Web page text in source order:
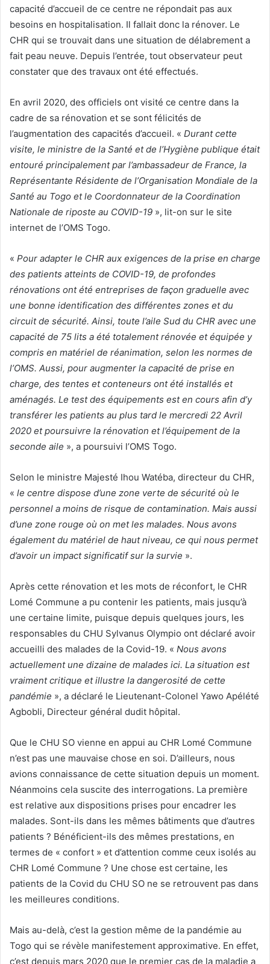
capacité d’accueil de ce centre ne répondait pas aux
besoins en hospitalisation. Il fallait donc la rénover. Le
CHR qui se trouvait dans une situation de délabrement a
fait peau neuve. Depuis l’entrée, tout observateur peut
constater que des travaux ont été effectués.
En avril 2020, des officiels ont visité ce centre dans la
cadre de sa rénovation et se sont félicités de
l’augmentation des capacités d’accueil. « Durant cette
visite, le ministre de la Santé et de l’Hygiène publique était
entouré principalement par l’ambassadeur de France, la
Représentante Résidente de l’Organisation Mondiale de la
Santé au Togo et le Coordonnateur de la Coordination
Nationale de riposte au COVID-19 », lit-on sur le site
internet de l’OMS Togo.
« Pour adapter le CHR aux exigences de la prise en charge
des patients atteints de COVID-19, de profondes
rénovations ont été entreprises de façon graduelle avec
une bonne identification des différentes zones et du
circuit de sécurité. Ainsi, toute l’aile Sud du CHR avec une
capacité de 75 lits a été totalement rénovée et équipée y
compris en matériel de réanimation, selon les normes de
l’OMS. Aussi, pour augmenter la capacité de prise en
charge, des tentes et conteneurs ont été installés et
aménagés. Le test des équipements est en cours afin d’y
transférer les patients au plus tard le mercredi 22 Avril
2020 et poursuivre la rénovation et l’équipement de la
seconde aile », a poursuivi l’OMS Togo.
Selon le ministre Majesté Ihou Watéba, directeur du CHR,
« le centre dispose d’une zone verte de sécurité où le
personnel a moins de risque de contamination. Mais aussi
d’une zone rouge où on met les malades. Nous avons
également du matériel de haut niveau, ce qui nous permet
d’avoir un impact significatif sur la survie ».
Après cette rénovation et les mots de réconfort, le CHR
Lomé Commune a pu contenir les patients, mais jusqu’à
une certaine limite, puisque depuis quelques jours, les
responsables du CHU Sylvanus Olympio ont déclaré avoir
accueilli des malades de la Covid-19. « Nous avons
actuellement une dizaine de malades ici. La situation est
vraiment critique et illustre la dangerosité de cette
pandémie », a déclaré le Lieutenant-Colonel Yawo Apélété
Agbobli, Directeur général dudit hôpital.
Que le CHU SO vienne en appui au CHR Lomé Commune
n’est pas une mauvaise chose en soi. D’ailleurs, nous
avions connaissance de cette situation depuis un moment.
Néanmoins cela suscite des interrogations. La première
est relative aux dispositions prises pour encadrer les
malades. Sont-ils dans les mêmes bâtiments que d’autres
patients ? Bénéficient-ils des mêmes prestations, en
termes de « confort » et d’attention comme ceux isolés au
CHR Lomé Commune ? Une chose est certaine, les
patients de la Covid du CHU SO ne se retrouvent pas dans
les meilleures conditions.
Mais au-delà, c’est la gestion même de la pandémie au
Togo qui se révèle manifestement approximative. En effet,
c’est depuis mars 2020 que le premier cas de la maladie a